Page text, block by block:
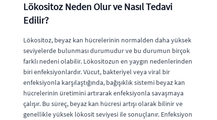
Lökositoz Neden Olur ve Nasıl Tedavi
Edilir?
Lökositoz, beyaz kan hücrelerinin normalden daha yüksek
seviyelerde bulunması durumudur ve bu durumun birçok
farklı nedeni olabilir. Lökositozun en yaygın nedenlerinden
biri enfeksiyonlardır. Vücut, bakteriyel veya viral bir
enfeksiyonla karşılaştığında, bağışıklık sistemi beyaz kan
hücrelerinin üretimini artırarak enfeksiyonla savaşmaya
çalışır. Bu süreç, beyaz kan hücresi artışı olarak bilinir ve
genellikle yüksek lökosit seviyesi ile sonuçlanır. Enfeksiyon